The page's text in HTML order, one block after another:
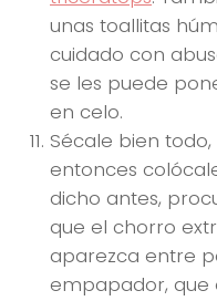
unas toallitas
cuidado con
se les puede
en celo.
Sécale bien
entonces
dicho antes,
que el chorro
aparezca entre
empapador, que